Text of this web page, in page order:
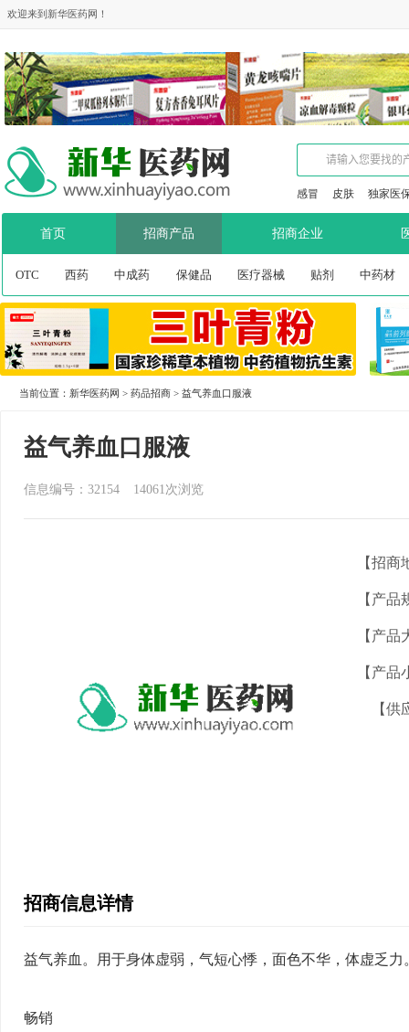
欢迎来到新华医药网！
感冒 皮肤 独家医
首页 招商产品 招商企业
OTC 西药 中成药 保健品 医疗器械 贴剂 中药材
当前位置： 新华医药网 > 药品招商 > 益气养血口服液
益气养血口服液
信息编号：32154 14061次浏览
【招商
【产品
【产品
【产品
【供
招商信息详情
益气养血。用于身体虚弱，气短心悸，面色不华，体虚乏力
畅销